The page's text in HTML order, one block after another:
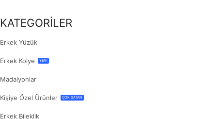
KATEGORİLER
Erkek Yüzük
Erkek Kolye YENİ
Madalyonlar
Kişiye Özel Ürünler ÇOK SATAN
Erkek Bileklik